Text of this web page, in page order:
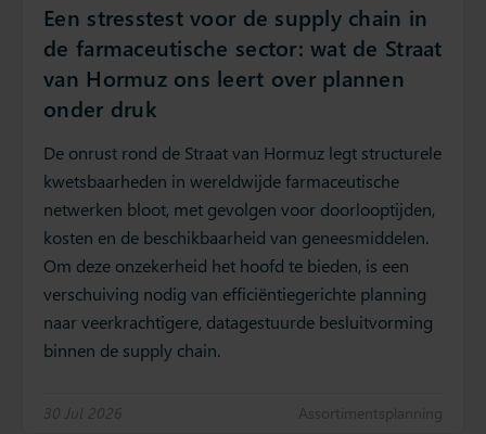
Een stresstest voor de supply chain in
de farmaceutische sector: wat de Straat
van Hormuz ons leert over plannen
onder druk
De onrust rond de Straat van Hormuz legt structurele
kwetsbaarheden in wereldwijde farmaceutische
netwerken bloot, met gevolgen voor doorlooptijden,
kosten en de beschikbaarheid van geneesmiddelen.
Om deze onzekerheid het hoofd te bieden, is een
verschuiving nodig van efficiëntiegerichte planning
naar veerkrachtigere, datagestuurde besluitvorming
binnen de supply chain.
30 Jul 2026 Assortimentsplanning